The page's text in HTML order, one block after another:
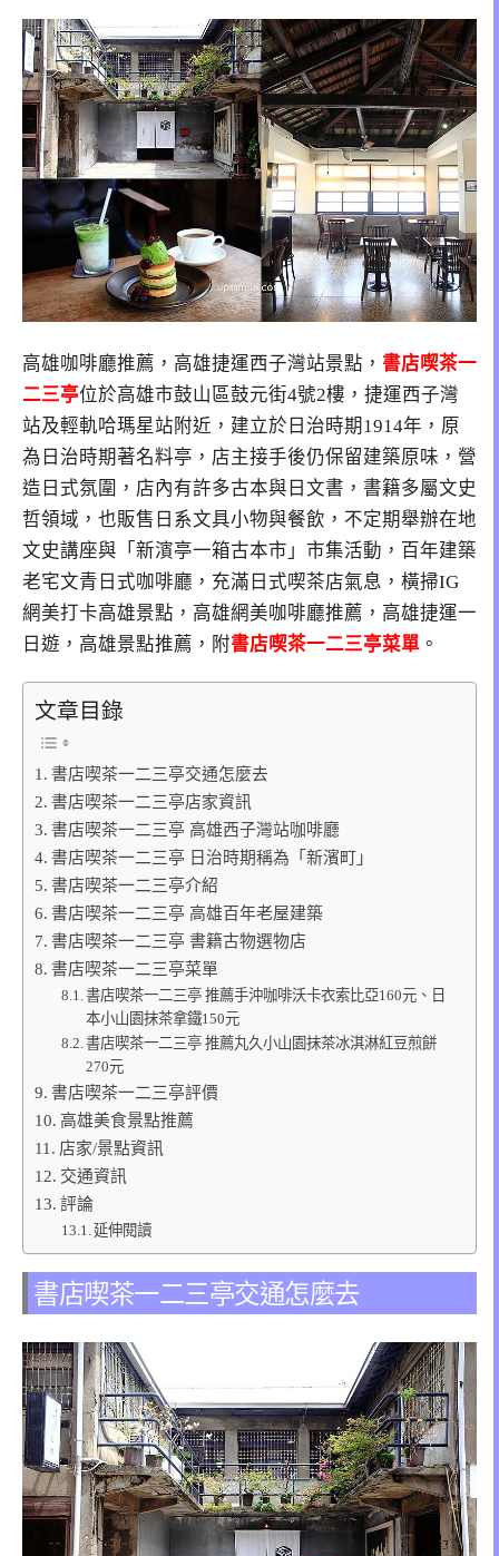
高雄咖啡廳推薦，高雄捷運西子灣站景點， 書店喫茶一
二三亭位於高雄市鼓山區鼓元街4號2樓，捷運西子灣
站及輕軌哈瑪星站附近，建立於日治時期1914年，原
為日治時期著名料亭，店主接手後仍保留建築原味，營
造日式氛圍，店內有許多古本與日文書，書籍多屬文史
哲領域，也販售日系文具小物與餐飲，不定期舉辦在地
文史講座與「新濱亭一箱古本市」市集活動，百年建築
老宅文青日式咖啡廳，充滿日式喫茶店氣息，橫掃IG
網美打卡高雄景點，高雄網美咖啡廳推薦，高雄捷運一
日遊，高雄景點推薦，附書店喫茶一二三亭菜單 。
文章目錄
書店喫茶一二三亭交通怎麼去
書店喫茶一二三亭店家資訊
書店喫茶一二三亭 高雄西子灣站咖啡廳
書店喫茶一二三亭 日治時期稱為「新濱町」
書店喫茶一二三亭介紹
書店喫茶一二三亭 高雄百年老屋建築
書店喫茶一二三亭 書籍古物選物店
書店喫茶一二三亭菜單
書店喫茶一二三亭 推薦手沖咖啡沃卡衣索比亞160元、日
本小山園抹茶拿鐵150元
書店喫茶一二三亭 推薦丸久小山園抹茶冰淇淋紅豆煎餅
270元
書店喫茶一二三亭評價
高雄美食景點推薦
店家/景點資訊
交通資訊
評論
延伸閱讀
書店喫茶一二三亭交通怎麼去